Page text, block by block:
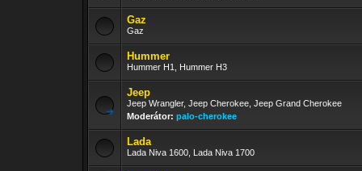
Gaz
Gaz
Hummer
Hummer H1, Hummer H3
Jeep
Jeep Wrangler, Jeep Cherokee, Jeep Grand Cherokee
Moderátor: palo-cherokee
Lada
Lada Niva 1600, Lada Niva 1700